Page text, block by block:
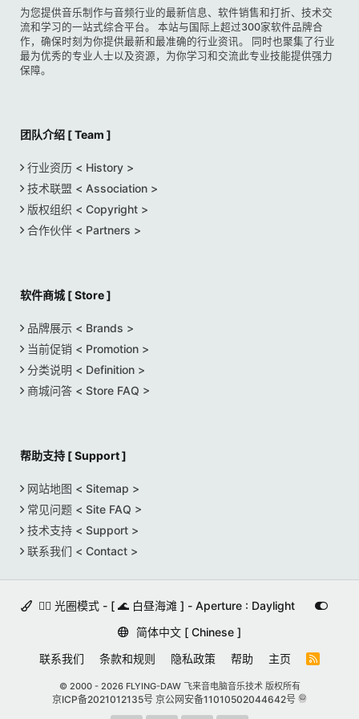
为您提供音乐制作与音频行业的最新信息、软件销售和打折、技术交
流和学习的一站式综合平台。 本站与国际上超过300家软件品牌合
作，确保时刻为你提供最新和最准确的行业资讯。 同时也聚集了行业
最为优秀的专业人士以及资源，为你学习和交流此专业技能提供强力
保障。
团队介绍 [ Team ]
行业资历 < History >
技术联盟 < Association >
版权组织 < Copyright >
合作伙伴 < Partners >
软件商城 [ Store ]
品牌展示 < Brands >
当前促销 < Promotion >
分类说明 < Definition >
商城问答 < Store FAQ >
帮助支持 [ Support ]
网站地图 < Sitemap >
常见问题 < Site FAQ >
技术支持 < Support >
联系我们 < Contact >
🚵‍♀️ 光圈模式 - [ 🌊 白昼海滩 ] - Aperture : Daylight
简体中文 [ Chinese ]
联系我们
条款和规则 隐私政策 帮助 主页
R
© 2000 - 2026 FLYING-DAW 飞来音电脑音乐技术 版权所有
京ICP备2021012135号 京公网安备11010502044642号